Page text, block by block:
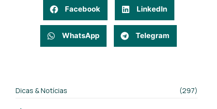
Facebook LinkedIn
WhatsApp Telegram
Dicas & Notícias (297)